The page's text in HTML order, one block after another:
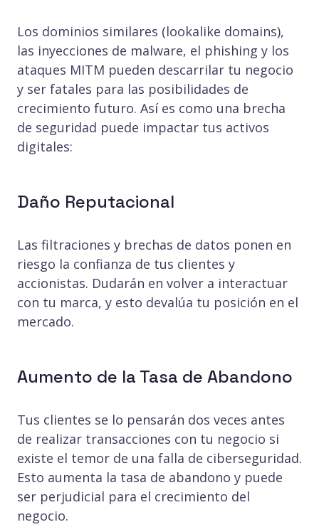
Los dominios similares (lookalike domains),
las inyecciones de malware, el phishing y los
ataques MITM pueden descarrilar tu negocio
y ser fatales para las posibilidades de
crecimiento futuro. Así es como una brecha
de seguridad puede impactar tus activos
digitales:
Daño Reputacional
Las filtraciones y brechas de datos ponen en
riesgo la confianza de tus clientes y
accionistas. Dudarán en volver a interactuar
con tu marca, y esto devalúa tu posición en el
mercado.
Aumento de la Tasa de Abandono
Tus clientes se lo pensarán dos veces antes
de realizar transacciones con tu negocio si
existe el temor de una falla de ciberseguridad.
Esto aumenta la tasa de abandono y puede
ser perjudicial para el crecimiento del
negocio.